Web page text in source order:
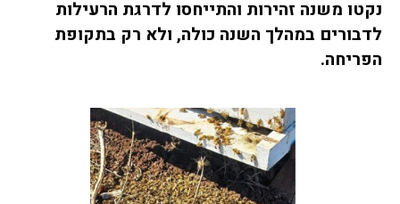
נקטו משנה זהירות והתייחסו לדרגת הרעילות
לדבורים במהלך השנה כולה, ולא רק בתקופת
הפריחה.